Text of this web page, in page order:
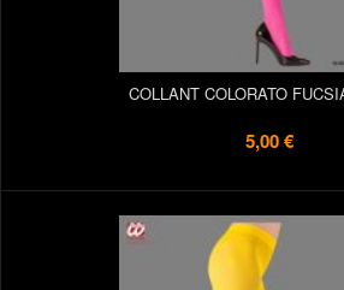
COLLANT COLORATO
5,00 €